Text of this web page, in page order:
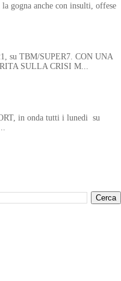
gogna anche con insulti, offese
su TBM/SUPER7. CON UNA
SULLA CRISI M...
in onda tutti i lunedi su